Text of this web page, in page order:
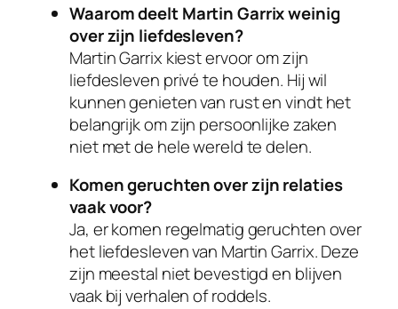
Waarom deelt Martin Garrix weinig
over zijn liefdesleven?
Martin Garrix kiest ervoor om zijn
liefdesleven privé te houden. Hij wil
kunnen genieten van rust en vindt het
belangrijk om zijn persoonlijke zaken
niet met de hele wereld te delen.
Komen geruchten over zijn relaties
vaak voor?
Ja, er komen regelmatig geruchten over
het liefdesleven van Martin Garrix. Deze
zijn meestal niet bevestigd en blijven
vaak bij verhalen of roddels.